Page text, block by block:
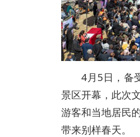
4月5日，备
景区开幕，此次
游客和当地居民
带来别样春天。